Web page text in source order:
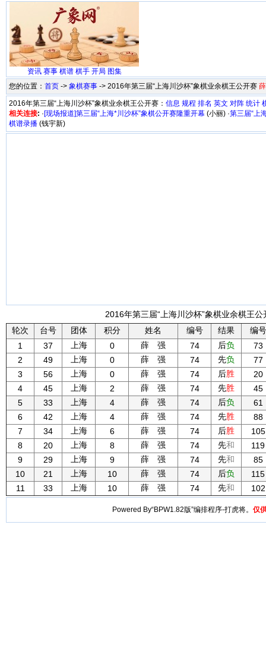
资讯 赛事 棋谱 棋手 开局 图集
您的位置： 首页 -> 象棋赛事 -> 2016年第三届“上海川沙杯”象棋业余棋王公开赛
2016年第三届“上海川沙杯”象棋业余棋王公开赛： 信息 规程 排名 英文 对阵 统计
相关连接: ·[现场报道]第三届“上海*川沙杯”象棋公开赛隆重开幕 (小丽) ·第三届“上
棋谱录播 (钱宇新)
2016年第三届“上海川沙杯”象棋业余棋王
轮次
台号 团体 积分 姓名 编号 结果
编号
1
37 上海 0 薛 强 74 后负
73
2
49 上海 0 薛 强 74 先负
77
3
56 上海 0 薛 强 74 后胜
20
4
45 上海 2 薛 强 74 先胜
45
5
33 上海 4 薛 强 74 后负
61
6
42 上海 4 薛 强 74 先胜
88
7
34 上海 6 薛 强 74 后胜
105
8
20 上海 8 薛 强 74 先和
119
9
29 上海 9 薛 强 74 先和
85
10
21 上海 10 薛 强 74 后负
115
11
33 上海 10 薛 强 74 先和 102
Powered By“BPW1.82版”编排程序-打虎将。 仅